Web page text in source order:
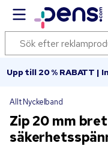
Upp till 20 % RABATT |
Allt Nyckelband
Zip 20 mm